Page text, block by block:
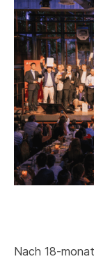
Nach 18-